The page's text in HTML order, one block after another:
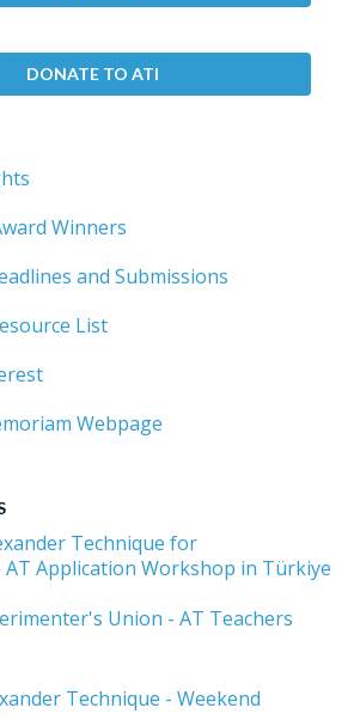
DONATE TO ATI
Winners
and Submissions
List
Webpage
Technique for
Application Workshop in Türkiye
Union - AT Teachers
Technique - Weekend